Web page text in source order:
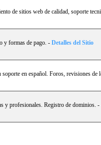
de sitios web de calidad, soporte
y formas de pago. - Detalles del Sitio
en español. Foros, revisiones
y profesionales. Registro de dominios. -